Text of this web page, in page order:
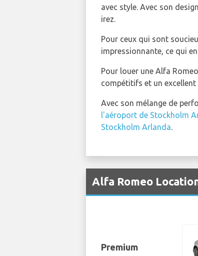
avec style. Avec son
irez.
Pour ceux qui sont
impressionnante, ce qui
Pour louer une Alfa
compétitifs et un
Avec son mélange de
l'aéroport de Stockholm
Stockholm Arlanda.
Alfa Romeo
Premium